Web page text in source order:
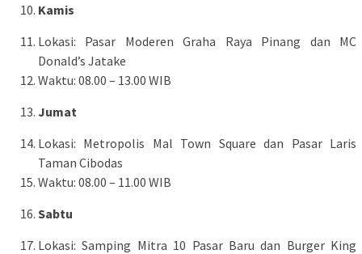
Kamis
Lokasi: Pasar Moderen Graha Raya Pinang dan MC
Donald’s Jatake
Waktu: 08.00 – 13.00 WIB
Jumat
Lokasi: Metropolis Mal Town Square dan Pasar Laris
Taman Cibodas
Waktu: 08.00 – 11.00 WIB
Sabtu
Lokasi: Samping Mitra 10 Pasar Baru dan Burger King